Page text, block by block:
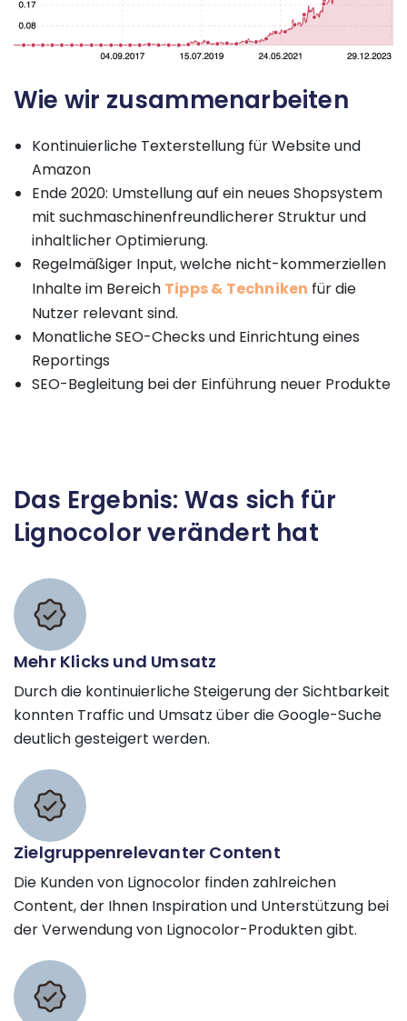
Wie wir zusammenarbeiten
Kontinuierliche Texterstellung für Website und
Amazon
Ende 2020: Umstellung auf ein neues Shopsystem
mit suchmaschinenfreundlicherer Struktur und
inhaltlicher Optimierung.
Regelmäßiger Input, welche nicht-kommerziellen
Inhalte im Bereich Tipps & Techniken für die
Nutzer relevant sind.
Monatliche SEO-Checks und Einrichtung eines
Reportings
SEO-Begleitung bei der Einführung neuer Produkte
Das Ergebnis: Was sich für
Lignocolor verändert hat
Mehr Klicks und Umsatz
Durch die kontinuierliche Steigerung der Sichtbarkeit
konnten Traffic und Umsatz über die Google-Suche
deutlich gesteigert werden.
Zielgruppenrelevanter Content
Die Kunden von Lignocolor finden zahlreichen
Content, der Ihnen Inspiration und Unterstützung bei
der Verwendung von Lignocolor-Produkten gibt.